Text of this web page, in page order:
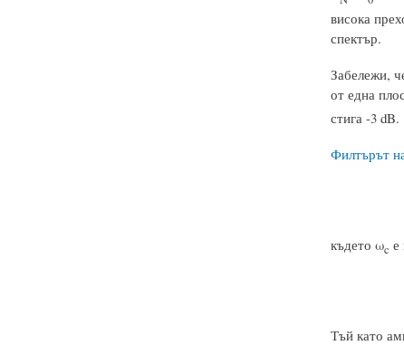
висока
спектър.
Забележи,
от една
стига -3 dB.
Филтърът
където ωc е
Тъй като